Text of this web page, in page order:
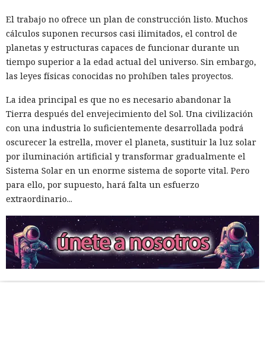
El trabajo no ofrece un plan de construcción listo. Muchos
cálculos suponen recursos casi ilimitados, el control de
planetas y estructuras capaces de funcionar durante un
tiempo superior a la edad actual del universo. Sin embargo,
las leyes físicas conocidas no prohíben tales proyectos.
La idea principal es que no es necesario abandonar la
Tierra después del envejecimiento del Sol. Una civilización
con una industria lo suficientemente desarrollada podrá
oscurecer la estrella, mover el planeta, sustituir la luz solar
por iluminación artificial y transformar gradualmente el
Sistema Solar en un enorme sistema de soporte vital. Pero
para ello, por supuesto, hará falta un esfuerzo
extraordinario...